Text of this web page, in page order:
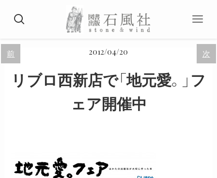
前 次
2012/04/20
リブロ西新店で「地元愛。」フ
ェア開催中